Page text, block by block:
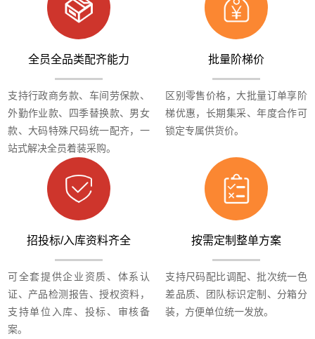
全员全品类配齐能力
支持行政商务款、车间劳保款、
外勤作业款、四季替换款、男女
款、大码特殊尺码统一配齐，一
站式解决全员着装采购。
批量阶梯价
区别零售价格，大批量订单享阶
梯优惠，长期集采、年度合作可
锁定专属供货价。
招投标/入库资料齐全
可全套提供企业资质、体系认
证、产品检测报告、授权资料，
支持单位入库、投标、审核备
案。
按需定制整单方案
支持尺码配比调配、批次统一色
差品质、团队标识定制、分箱分
装，方便单位统一发放。